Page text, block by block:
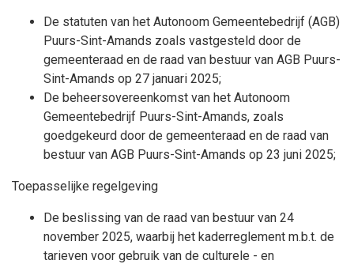
De statuten van het Autonoom Gemeentebedrijf (AGB)
Puurs-Sint-Amands zoals vastgesteld door de
gemeenteraad en de raad van bestuur van AGB Puurs-
Sint-Amands op 27 januari 2025;
De beheersovereenkomst van het Autonoom
Gemeentebedrijf Puurs-Sint-Amands, zoals
goedgekeurd door de gemeenteraad en de raad van
bestuur van AGB Puurs-Sint-Amands op 23 juni 2025;
Toepasselijke regelgeving
De beslissing van de raad van bestuur van 24
november 2025, waarbij het kaderreglement m.b.t. de
tarieven voor gebruik van de culturele - en